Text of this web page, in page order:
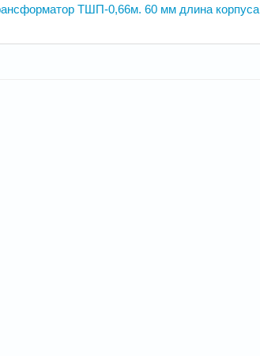
ТШП-0,66м. 60 мм длина корпуса